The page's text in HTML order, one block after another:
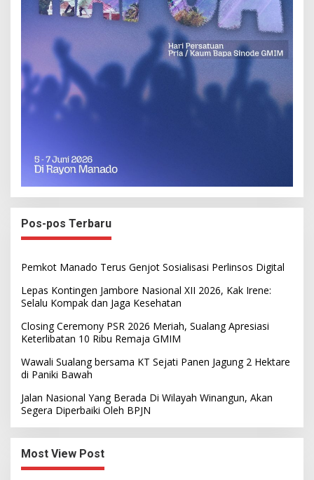
Pos-pos Terbaru
Pemkot Manado Terus Genjot Sosialisasi Perlinsos Digital
Lepas Kontingen Jambore Nasional XII 2026, Kak Irene:
Selalu Kompak dan Jaga Kesehatan
Closing Ceremony PSR 2026 Meriah, Sualang Apresiasi
Keterlibatan 10 Ribu Remaja GMIM
Wawali Sualang bersama KT Sejati Panen Jagung 2 Hektare
di Paniki Bawah
Jalan Nasional Yang Berada Di Wilayah Winangun, Akan
Segera Diperbaiki Oleh BPJN
Most View Post